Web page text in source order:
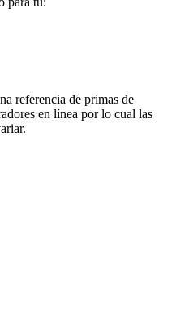
referencia de primas de
en línea por lo cual las